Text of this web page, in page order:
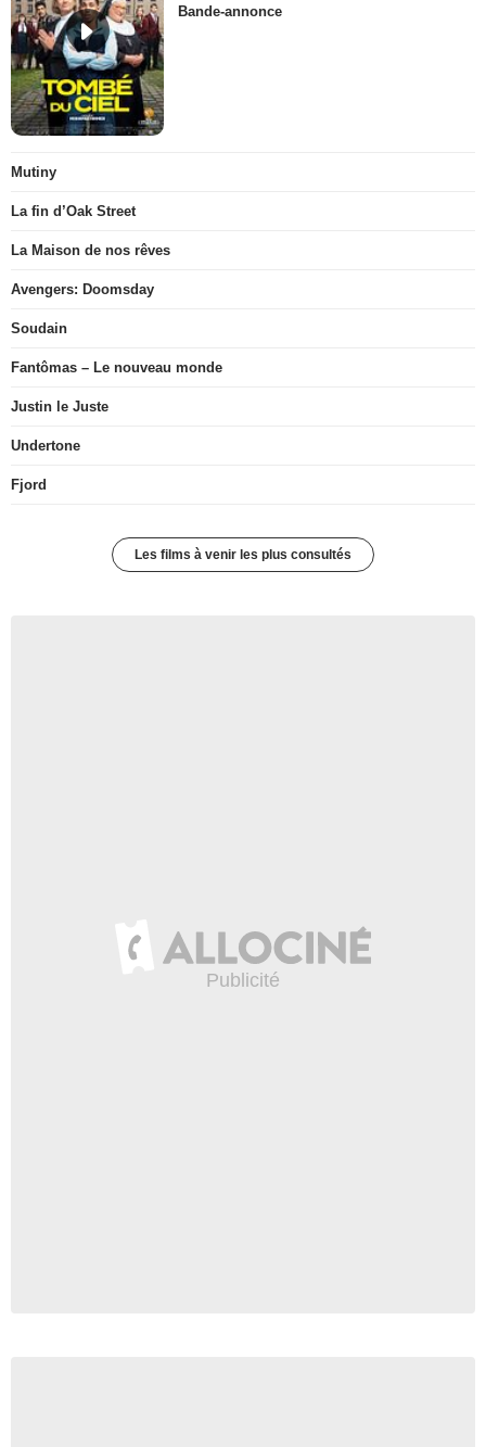
Bande-annonce
Mutiny
La fin d’Oak Street
La Maison de nos rêves
Avengers: Doomsday
Soudain
Fantômas – Le nouveau monde
Justin le Juste
Undertone
Fjord
Les films à venir les plus consultés